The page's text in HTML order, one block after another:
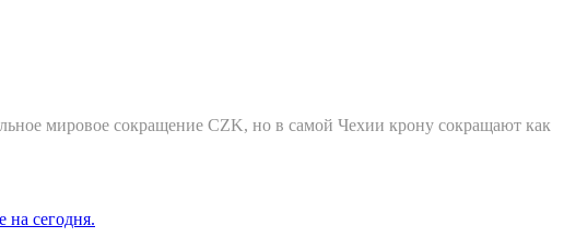
мировое сокращение CZK, но в самой Чехии крону сокращают как